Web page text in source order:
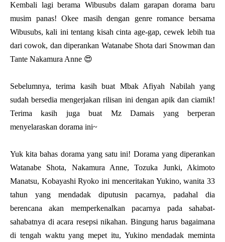
Kembali lagi berama Wibusubs dalam garapan dorama baru
musim panas! Okee masih dengan genre romance bersama
Wibusubs, kali ini tentang kisah cinta age-gap, cewek lebih tua
dari cowok, dan diperankan Watanabe Shota dari Snowman dan
Tante Nakamura Anne 😍
Sebelumnya, terima kasih buat Mbak Afiyah Nabilah yang
sudah bersedia mengerjakan rilisan ini dengan apik dan ciamik!
Terima kasih juga buat Mz Damais yang berperan
menyelaraskan dorama ini~
Yuk kita bahas dorama yang satu ini! Dorama yang diperankan
Watanabe Shota, Nakamura Anne, Tozuka Junki, Akimoto
Manatsu, Kobayashi Ryoko ini menceritakan Yukino, wanita 33
tahun yang mendadak diputusin pacarnya, padahal dia
berencana akan memperkenalkan pacarnya pada sahabat-
sahabatnya di acara resepsi nikahan. Bingung harus bagaimana
di tengah waktu yang mepet itu, Yukino mendadak meminta